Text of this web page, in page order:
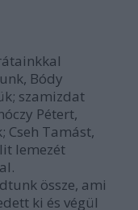
Bódy
szamizdat
Pétert,
Cseh Tamást,
lemezét
össze, ami
ki és végül